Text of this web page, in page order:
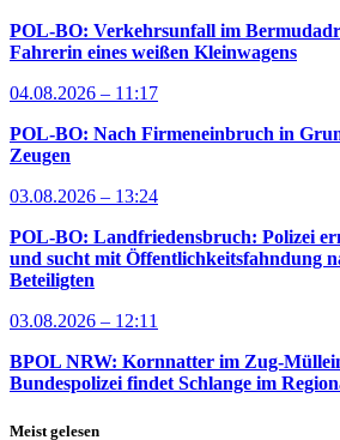
POL-BO: Verkehrsunfall im
Fahrerin eines weißen Kleinwagens
04.08.2026 – 11:17
POL-BO: Nach Firmeneinbruch in
Zeugen
03.08.2026 – 13:24
POL-BO: Landfriedensbruch: Polizei
und sucht mit Öffentlichkeitsfahndung
Beteiligten
03.08.2026 – 12:11
BPOL NRW: Kornnatter im Zug-
Bundespolizei findet Schlange im
Meist gelesen